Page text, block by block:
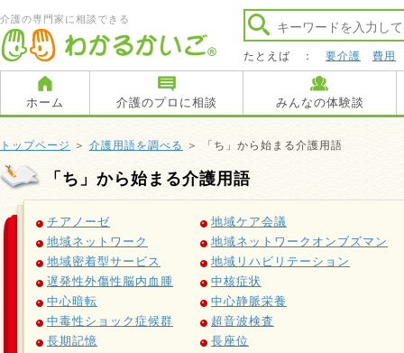
介護の専門家に相談できる
たとえば ： 要介護 費用
ホーム 介護のプロに相談 みんなの体験談
トップページ ＞ 介護用語を調べる ＞ 「ち」から始まる介護用語
「ち」から始まる介護用語
チアノーゼ
地域ケア会議
地域ネットワーク
地域ネットワークオンブズマン
地域密着型サービス
地域リハビリテーション
遅発性外傷性脳内血腫
中核症状
中心暗転
中心静脈栄養
中毒性ショック症候群
超音波検査
長期記憶
長座位